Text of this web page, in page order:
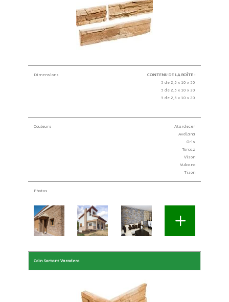
Dimensions
CONTENU DE LA BOÎTE :
5 de 2,5 x 10 x 50
5 de 2,5 x 10 x 30
5 de 2,5 x 10 x 20
Couleurs
Atardecer
Avellana
Gris
Torcaz
Vison
Vulcano
Tizon
Photos
Coin Sortant Varadero